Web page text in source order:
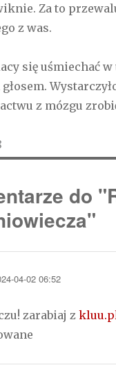
Za to
z was.
się uśmiechać
z mózgu
do
04-02 06:52
zarabiaj z